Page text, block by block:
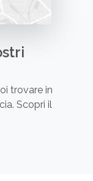
trovare in
Scopri il